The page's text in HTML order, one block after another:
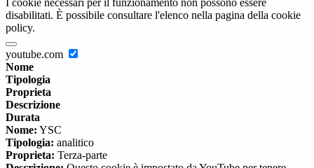
disabilitati. È possibile consultare l'elenco nella pagina della cookie
policy.
youtube.com
Nome
Tipologia
Proprieta
Descrizione
Durata
Nome: YSC
Tipologia: analitico
Proprieta: Terza-parte